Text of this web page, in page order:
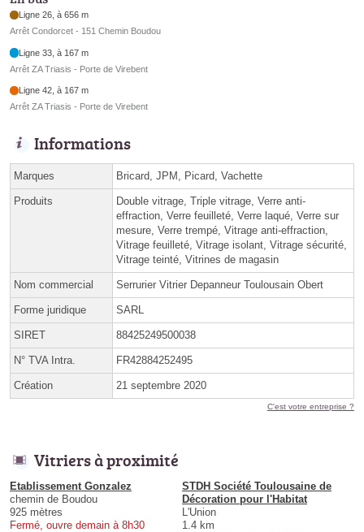
Ligne 26, à 656 m
Arrêt Condorcet - 151 Chemin Boudou
Ligne 33, à 167 m
Arrêt ZA Triasis - Porte de Virebent
Ligne 42, à 167 m
Arrêt ZA Triasis - Porte de Virebent
Informations
Marques Bricard, JPM, Picard, Vachette
Produits
Double vitrage, Triple vitrage, Verre anti-
effraction, Verre feuilleté, Verre laqué, Verre sur
mesure, Verre trempé, Vitrage anti-effraction,
Vitrage feuilleté, Vitrage isolant, Vitrage sécurité,
Vitrage teinté, Vitrines de magasin
Nom commercial Serrurier Vitrier Depanneur Toulousain Obert
Forme juridique SARL
SIRET 88425249500038
N° TVA Intra. FR42884252495
Création 21 septembre 2020
C'est votre entreprise ?
Vitriers à proximité
Etablissement Gonzalez
chemin de Boudou
925 mètres
Fermé, ouvre demain à 8h30
STDH Société Toulousaine de
Décoration pour l'Habitat
L'Union
1.4 km